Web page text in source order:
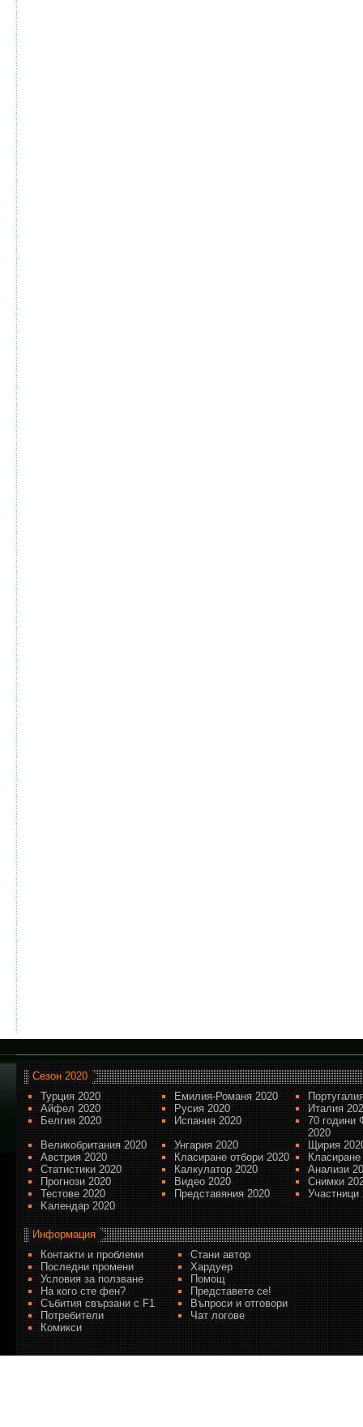
Сезон 2020
Турция 2020
Емилия-Романя 2020
Айфел 2020
Русия 2020
Италия
Белгия 2020
Испания 2020
70 години
2020
Великобритания 2020
Унгария 2020
Щирия
Австрия 2020
Класиране отбори 2020
Статистики 2020
Калкулатор 2020
Анализи
Прогнози 2020
Видео 2020
Снимки
Тестове 2020
Представяния 2020
Участници
Kалендар 2020
Информация
Контакти и проблеми
Стани автор
Последни промени
Хардуер
Условия за ползване
Помощ
На кого сте фен?
Представете се!
Събития свързани с F1
Въпроси и отговори
Потребители
Чат логове
Комикси